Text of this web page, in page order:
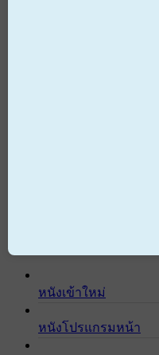
หนังเข้าใหม่
หนังโปรแกรมหน้า